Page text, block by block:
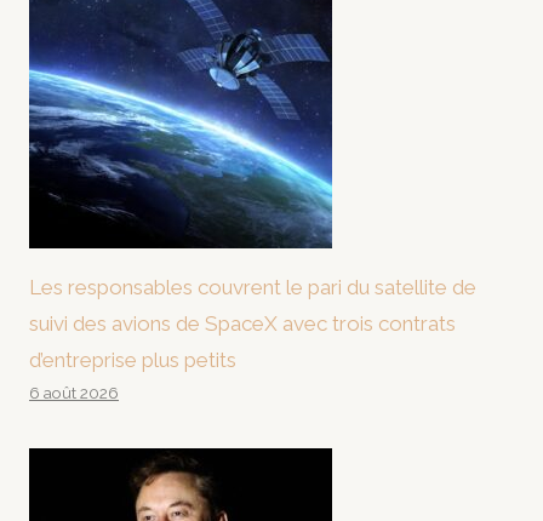
Les responsables couvrent le pari du satellite de
suivi des avions de SpaceX avec trois contrats
d’entreprise plus petits
6 août 2026